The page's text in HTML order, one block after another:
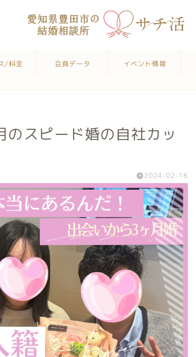
/料金 会員データ イベント情報
スピード婚の自社カッ
2024-02-18